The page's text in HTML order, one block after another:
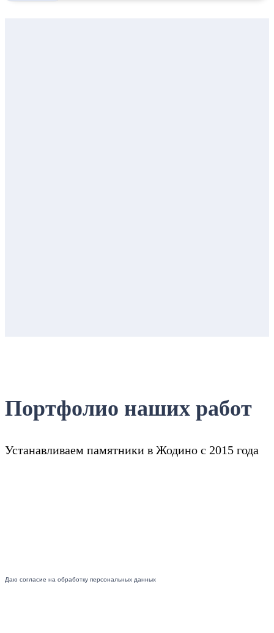
Даю согласие на обработку персональных данных
Портфолио наших работ
Устанавливаем памятники в Жодино с 2015 года